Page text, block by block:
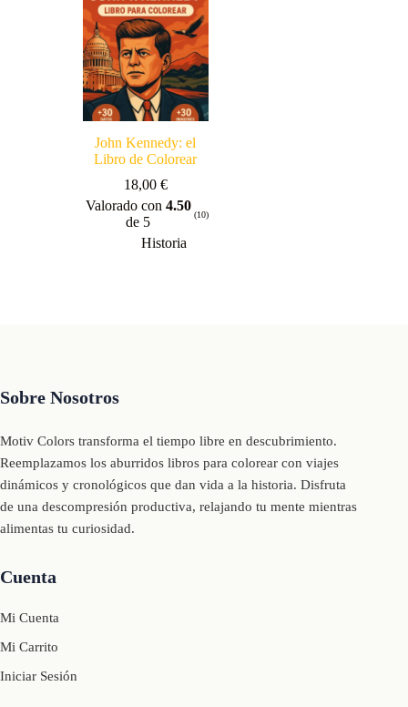
John Kennedy: el
Libro de Colorear
18,00 €
Valorado con 4.50
de 5
(10)
Historia
Sobre Nosotros
Motiv Colors transforma el tiempo libre en descubrimiento.
Reemplazamos los aburridos libros para colorear con viajes
dinámicos y cronológicos que dan vida a la historia. Disfruta
de una descompresión productiva, relajando tu mente mientras
alimentas tu curiosidad.
Cuenta
Mi Cuenta
Mi Carrito
Iniciar Sesión